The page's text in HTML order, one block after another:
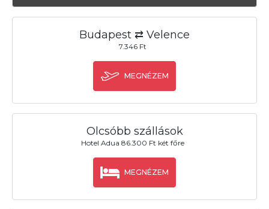
Budapest ⇄ Velence
7.346 Ft
MEGNÉZEM
Olcsóbb szállások
Hotel Adua 86.300 Ft két főre
MEGNÉZEM